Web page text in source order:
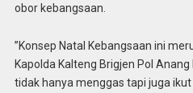
obor kebangsaan.
”Konsep Natal Kebangsaan ini
Kapolda Kalteng Brigjen Pol
tidak hanya menggas tapi juga